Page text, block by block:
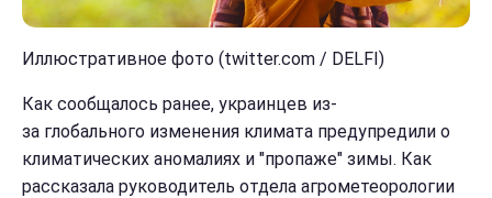
Иллюстративное фото (twitter.com / DELFI)
Как сообщалось ранее, украинцев из-
за глобального изменения климата предупредили о
климатических аномалиях и "пропаже" зимы. Как
рассказала руководитель отдела агрометеорологии